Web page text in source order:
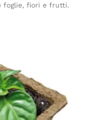
foglie, fiori e frutti.